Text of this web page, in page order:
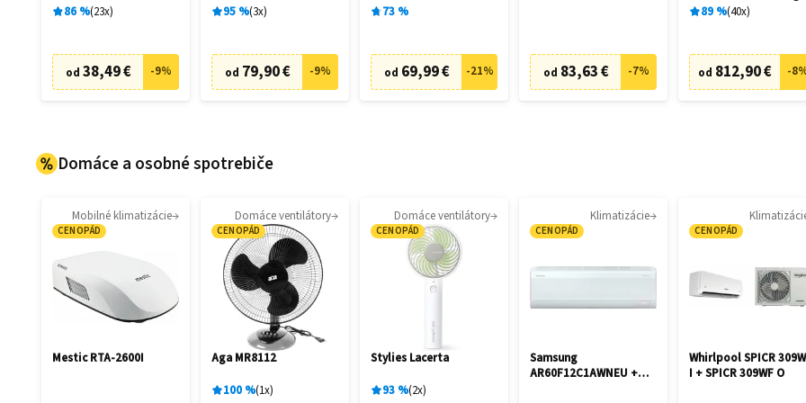
86 % 23x
od 38,49 € -9%
95 % 3x
od 79,90 € -9%
73 %
od 69,99 € -21% od 83,63 € -7%
28462
89 % 40x
od 812,90 € -8
Domáce a osobné spotrebiče
Mobilné klimatizácie
CENOPÁD
Mestic RTA-2600I
Domáce ventilátory
CENOPÁD
Aga MR8112
100 % 1x
Domáce ventilátory
CENOPÁD
Stylies Lacerta
93 % 2x
Klimatizácie
CENOPÁD
Samsung
AR60F12C1AWNEU +
CENOPÁD
Whirlpool SPICR
I + SPICR 309WF O